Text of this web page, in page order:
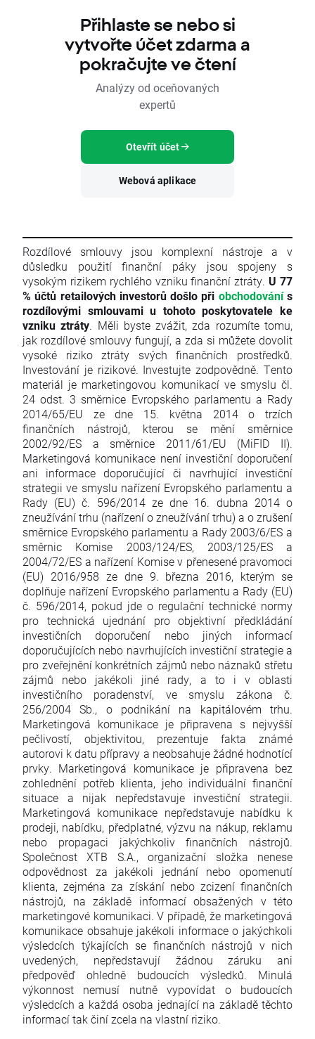
Přihlaste se nebo si
vytvořte účet zdarma a
pokračujte ve čtení
Analýzy od oceňovaných
expertů
Otevřít účet
Webová aplikace
Rozdílové smlouvy jsou komplexní nástroje a v
důsledku použití finanční páky jsou spojeny s
vysokým rizikem rychlého vzniku finanční ztráty. U 77
% účtů retailových investorů došlo při obchodovánís
rozdílovými smlouvami u tohoto poskytovatele ke
vzniku ztráty. Měli byste zvážit, zda rozumíte tomu,
jak rozdílové smlouvy fungují, a zda si můžete dovolit
vysoké riziko ztráty svých finančních prostředků.
Investování je rizikové. Investujte zodpovědně. Tento
materiál je marketingovou komunikací ve smyslu čl.
24 odst. 3 směrnice Evropského parlamentu a Rady
2014/65/EU ze dne 15. května 2014 o trzích
finančních nástrojů, kterou se mění směrnice
2002/92/ES a směrnice 2011/61/EU (MiFID II).
Marketingová komunikace není investiční doporučení
ani informace doporučující či navrhující investiční
strategii ve smyslu nařízení Evropského parlamentu a
Rady (EU) č. 596/2014 ze dne 16. dubna 2014 o
zneužívání trhu (nařízení o zneužívání trhu) a o zrušení
směrnice Evropského parlamentu a Rady 2003/6/ES a
směrnic Komise 2003/124/ES, 2003/125/ES a
2004/72/ES a nařízení Komise v přenesené pravomoci
(EU) 2016/958 ze dne 9. března 2016, kterým se
doplňuje nařízení Evropského parlamentu a Rady (EU)
č. 596/2014, pokud jde o regulační technické normy
pro technická ujednání pro objektivní předkládání
investičních doporučení nebo jiných informací
doporučujících nebo navrhujících investiční strategie a
pro zveřejnění konkrétních zájmů nebo náznaků střetu
zájmů nebo jakékoli jiné rady, a to i v oblasti
investičního poradenství, ve smyslu zákona č.
256/2004 Sb., o podnikání na kapitálovém trhu.
Marketingová komunikace je připravena s nejvyšší
pečlivostí, objektivitou, prezentuje fakta známé
autorovi k datu přípravy a neobsahuje žádné hodnotící
prvky. Marketingová komunikace je připravena bez
zohlednění potřeb klienta, jeho individuální finanční
situace a nijak nepředstavuje investiční strategii.
Marketingová komunikace nepředstavuje nabídku k
prodeji, nabídku, předplatné, výzvu na nákup, reklamu
nebo propagaci jakýchkoliv finančních nástrojů.
Společnost XTB S.A., organizační složka nenese
odpovědnost za jakékoli jednání nebo opomenutí
klienta, zejména za získání nebo zcizení finančních
nástrojů, na základě informací obsažených v této
marketingové komunikaci. V případě, že marketingová
komunikace obsahuje jakékoli informace o jakýchkoli
výsledcích týkajících se finančních nástrojů v nich
uvedených, nepředstavují žádnou záruku ani
předpověď ohledně budoucích výsledků. Minulá
výkonnost nemusí nutně vypovídat o budoucích
výsledcích a každá osoba jednající na základě těchto
informací tak činí zcela na vlastní riziko.